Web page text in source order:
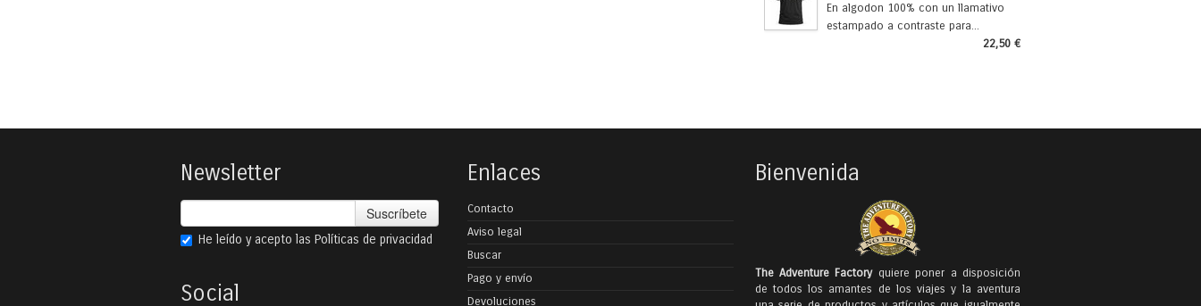
En algodon 100% con un llamativo
estampado a contraste para...
22,50 €
Newsletter
Suscríbete
He leído y acepto las Políticas de privacidad
Social
Enlaces
Contacto
Aviso legal
Buscar
Pago y envío
Devoluciones
Bienvenida
The Adventure Factoryquiere poner a disposición
de todos los amantes de los viajes y la aventura